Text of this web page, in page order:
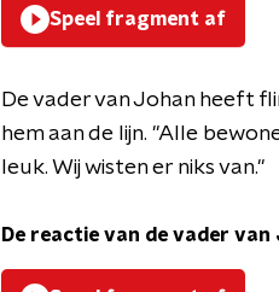
Speel fragment af
De vader van Johan heeft
hem aan de lijn. "Alle
leuk. Wij wisten er niks van."
De reactie van de vader